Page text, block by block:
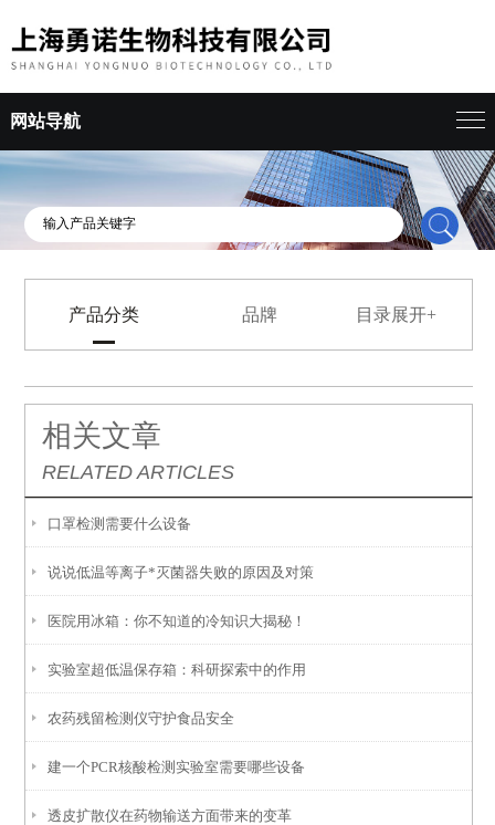
网站导航
产品分类 品牌 目录展开+
相关文章
RELATED ARTICLES
口罩检测需要什么设备
说说低温等离子*灭菌器失败的原因及对策
医院用冰箱：你不知道的冷知识大揭秘！
实验室超低温保存箱：科研探索中的作用
农药残留检测仪守护食品安全
建一个PCR核酸检测实验室需要哪些设备
透皮扩散仪在药物输送方面带来的变革